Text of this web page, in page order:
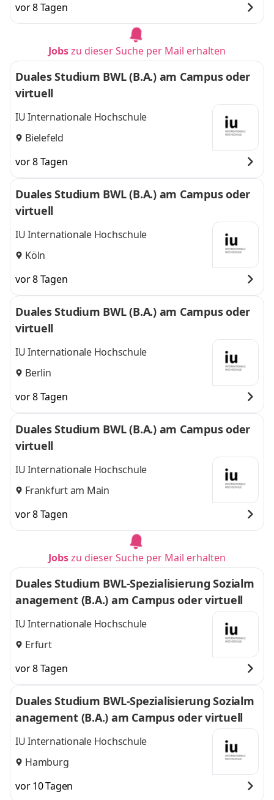
vor 8 Tagen
Jobszu dieser Suche per Mail erhalten
Duales Studium BWL (B.A.) am Campus oder
virtuell
IU Internationale Hochschule
Bielefeld
vor 8 Tagen
Duales Studium BWL (B.A.) am Campus oder
virtuell
IU Internationale Hochschule
Köln
vor 8 Tagen
Duales Studium BWL (B.A.) am Campus oder
virtuell
IU Internationale Hochschule
Berlin
vor 8 Tagen
Duales Studium BWL (B.A.) am Campus oder
virtuell
IU Internationale Hochschule
Frankfurt am Main
vor 8 Tagen
Jobszu dieser Suche per Mail erhalten
Duales Studium BWL-Spezialisierung Sozialm
anagement (B.A.) am Campus oder virtuell
IU Internationale Hochschule
Erfurt
vor 8 Tagen
Duales Studium BWL-Spezialisierung Sozialm
anagement (B.A.) am Campus oder virtuell
IU Internationale Hochschule
Hamburg
vor 10 Tagen